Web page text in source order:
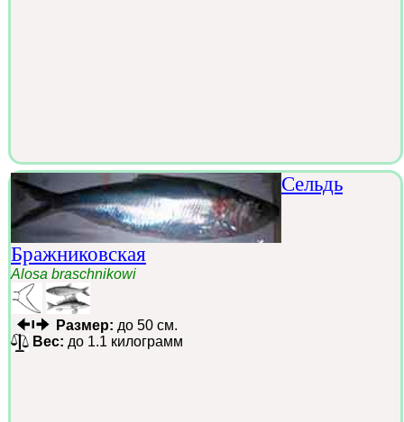
Сельдь
Бражниковская
Alosa braschnikowi
Размер: до 50 см.
Вес: до 1.1 килограмм